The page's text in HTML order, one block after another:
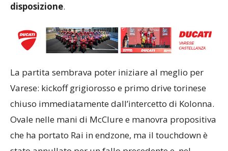
disposizione.
La partita sembrava poter iniziare al meglio per
Varese: kickoff grigiorosso e primo drive torinese
Ovale nelle mani di McClure e manovra propositiva
che ha portato Rai in endzone, ma il touchdown è